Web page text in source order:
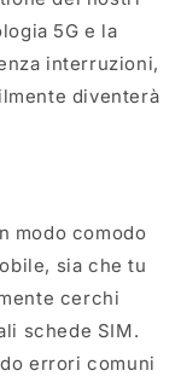
5G e la
interruzioni,
diventerà
modo comodo
sia che tu
cerchi
schede SIM.
errori comuni